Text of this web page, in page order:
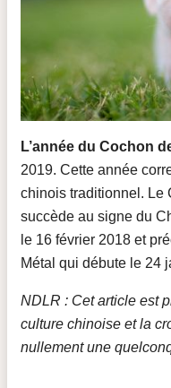
L’année du Cochon
2019. Cette année
chinois traditionnel. Le
succède au signe du
le 16 février 2018 et
Métal qui débute le 24
NDLR : Cet article est
culture chinoise et la
nullement une